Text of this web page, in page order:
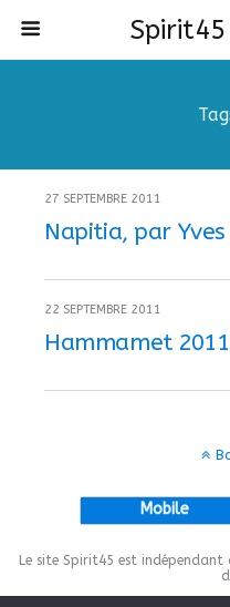
27 SEPTEMBRE 2011
Napitia, par Yves
22 SEPTEMBRE 2011
Hammamet
Mobile
Le site Spirit45 est indépendant